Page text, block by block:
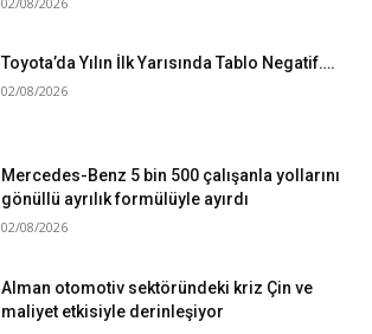
Toyota’da Yılın İlk Yarısında Tablo Negatif….
02/08/2026
Mercedes-Benz 5 bin 500 çalışanla yollarını
gönüllü ayrılık formülüyle ayırdı
02/08/2026
Alman otomotiv sektöründeki kriz Çin ve
maliyet etkisiyle derinleşiyor